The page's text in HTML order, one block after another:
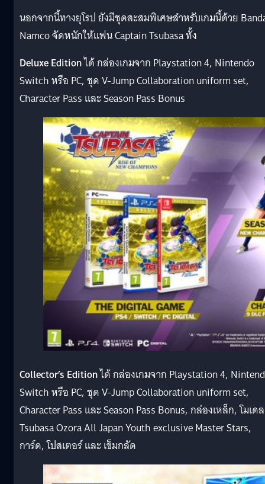
นอกจากนี้ทางยุโรป ยังมีชุดสะสมพิเศษสำหรับเกมนี้ด้วย
Namco จัดหนักให้แฟน Captain Tsubasa ทั้ง
Deluxe Editionได้ กล่องเกมจาก Playstation 4, Nintendo
Switch หรือ PC, ชุด V-Jump Collaboration uniform set,
Character Pass และ Season Pass Bonus
Collector’s Editionได้ กล่องเกมจาก Playstation 4,
Switch หรือ PC, ชุด V-Jump Collaboration uniform set,
Character Pass และ Season Pass Bonus, กล่องเหล็ก, โมเดล
Tsubasa Ozora All Japan Youth exclusive Master Stars,
การ์ด, โปสเตอร์ และ เข็มกลัด